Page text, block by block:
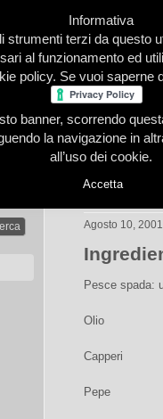
Redazione
Pesce spada
Agosto 10, 2001
Pesce spada:
Olio
Capperi
Pepe
Informativa
strumenti terzi da questo
al funzionamento ed
policy. Se vuoi saperne
banner, scorrendo
la navigazione in
all’uso dei cookie.
Accetta